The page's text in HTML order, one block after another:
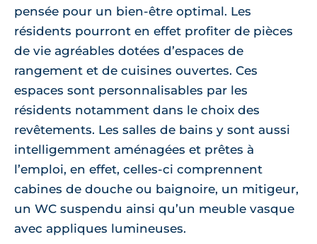
pensée pour un bien-être optimal. Les
résidents pourront en effet profiter de pièces
de vie agréables dotées d’espaces de
rangement et de cuisines ouvertes. Ces
espaces sont personnalisables par les
résidents notamment dans le choix des
revêtements. Les salles de bains y sont aussi
intelligemment aménagées et prêtes à
l’emploi, en effet, celles-ci comprennent
cabines de douche ou baignoire, un mitigeur,
un WC suspendu ainsi qu’un meuble vasque
avec appliques lumineuses.